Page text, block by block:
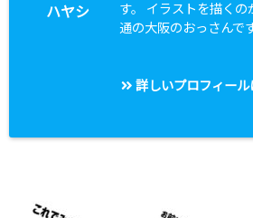
ハヤシ
す。 イラストを描く
通の大阪のおっさんです
詳しいプロフィール